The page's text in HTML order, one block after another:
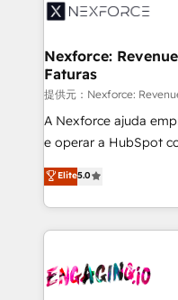
Implementation &
Station, Freshdesk,
objects, automations,
growth. 🚀 AI-Driven GTM Orchestration Unify
HubSpot with
media, and AI voice to drive
prospecting, follow-
knowledge retrieval—built in
advanced optimization &
• Des Moines, IA • New
Nexforce:
Faturas
提供元：Nexforce:
A Nexforce ajuda
e operar a HubSpot
previsibilidade de receita. Combinamos
Operations (RevOps)
estruturar processos
dados e automatizar
operacional de
Elite5.0